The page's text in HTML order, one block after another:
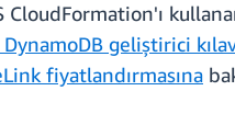
CloudFormation'ı
geliştirici
fiyatlandırmasına